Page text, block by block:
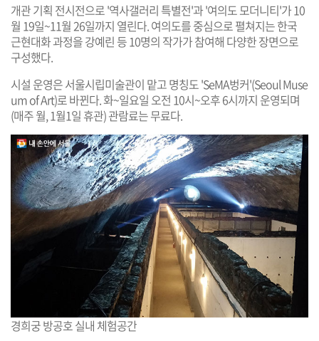
개관 기획 전시전으로 '역사갤러리 특별전'과 '여의도 모더니티'가 10
월 19일~11월 26일까지 열린다. 여의도를 중심으로 펼쳐지는 한국
근현대화 과정을 강예린 등 10명의 작가가 참여해 다양한 장면으로
구성했다.
시설 운영은 서울시립미술관이 맡고 명칭도 'SeMA벙커'(Seoul Muse
um of Art)로 바뀐다. 화~일요일 오전 10시~오후 6시까지 운영되며
(매주 월, 1월1일 휴관) 관람료는 무료다.
경희궁 방공호 실내 체험공간